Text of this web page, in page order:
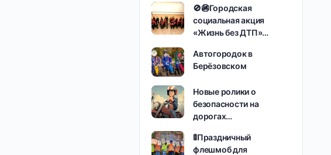
🚫🚳Городская
социальная акция
«Жизнь без ДТП»…
Автогородок в
Берёзовском
Новые ролики о
безопасности на
дорогах…
🚦Праздничный
флешмоб для